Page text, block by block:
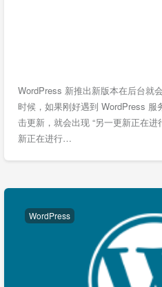
WordPress 新推出新版本在后台就
时候，如果刚好遇到 WordPress
击更新，就会出现 “另一更新正在
新正在进行…
WordPress